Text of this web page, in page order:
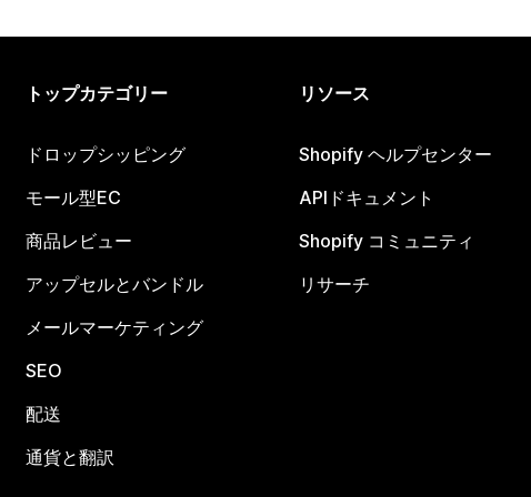
トップカテゴリー
ドロップシッピング
モール型EC
商品レビュー
アップセルとバンドル
メールマーケティング
SEO
配送
通貨と翻訳
リソース
Shopify ヘルプセンター
APIドキュメント
Shopify コミュニティ
リサーチ